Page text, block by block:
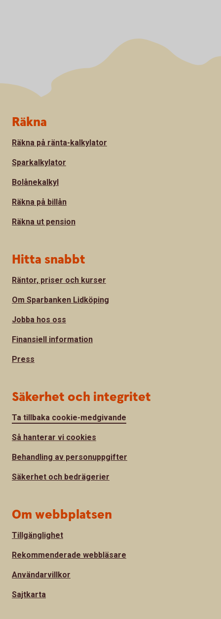
Sidfot
Räkna
Räkna på ränta-kalkylator
Sparkalkylator
Bolånekalkyl
Räkna på billån
Räkna ut pension
Hitta snabbt
Räntor, priser och kurser
Om Sparbanken Lidköping
Jobba hos oss
Finansiell information
Press
Säkerhet och integritet
Ta tillbaka cookie-medgivande
Så hanterar vi cookies
Behandling av personuppgifter
Säkerhet och bedrägerier
Om webbplatsen
Tillgänglighet
Rekommenderade webbläsare
Användarvillkor
Sajtkarta